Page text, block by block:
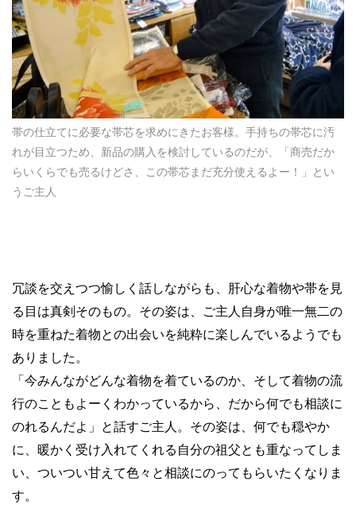
帯の仕立てに必要な帯芯を求めにきたお客様。手持ちの帯芯に汚
れが目立つため、新品の購入を検討しているのだが、「商売だか
らいくらでも売るけどさ、この帯芯まだ充分使えるよー！」とい
うご主人
冗談を交えつつ愉しく話しながらも、肝心な着物や帯を見
る目は真剣そのもの。その姿は、ご主人自身が唯一無二の
時を重ねた着物との出会いを純粋に楽しんでいるようでも
ありました。
「今みんながどんな着物を着ているのか、そして着物の流
行のこともよーくわかっているから、だから何でも相談に
のれるんだよ」と話すご主人。その姿は、何でも穏やか
に、暖かく受け入れてくれる自分の祖父とも重なってしま
い、ついつい甘えて色々と相談にのってもらいたくなりま
す。